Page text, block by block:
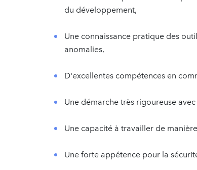
du développement,
Une connaissance pratique des
anomalies,
D'excellentes compétences en
Une démarche très rigoureuse
Une capacité à travailler de
Une forte appétence pour la